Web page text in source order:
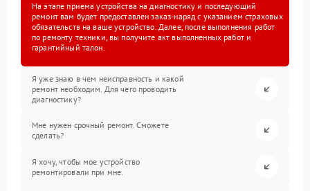
На этапе приема устройства на диагностику и последующий
ремонт вам будет предоставлен заказ-наряд с указанием страховых
обязательств на ваше устройство. Далее, после выполнения работ
по ремонту техники, вы получите акт выполненных работ и
гарантийный талон.
Я уже знаю в чем неисправность и какой
ремонт необходим. Для чего проводить
диагностику?
Мне нужен срочный ремонт. Сможете
сделать?
Я хочу, чтобы мое устройство
ремонтировали при мне.